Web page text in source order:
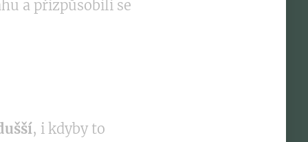
a přizpůsobili se
, i kdyby to